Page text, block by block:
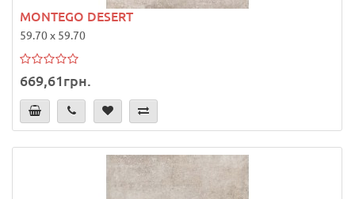
MONTEGO DESERT
59.70 x 59.70
669,61грн.